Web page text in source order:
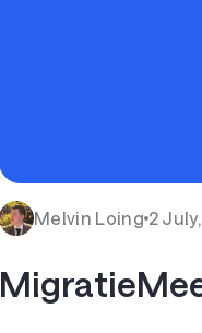
Melvin Loing 2